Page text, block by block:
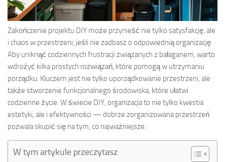
Zakończenie projektu DIY może przynieść nie tylko satysfakcję, ale
i chaos w przestrzeni, jeśli nie zadbasz o odpowiednią organizację.
Aby uniknąć codziennych frustracji związanych z bałaganem, warto
wdrożyć kilka prostych rozwiązań, które pomogą w utrzymaniu
porządku. Kluczem jest nie tylko uporządkowanie przestrzeni, ale
także stworzenie funkcjonalnego środowiska, które ułatwi
codzienne życie. W świecie DIY, organizacja to nie tylko kwestia
estetyki, ale i efektywności — dobrze zorganizowana przestrzeń
pozwala skupić się na tym, co najważniejsze.
W tym artykule przeczytasz